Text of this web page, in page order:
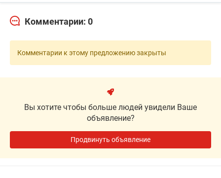
Комментарии: 0
Комментарии к этому предложению закрыты
Вы хотите чтобы больше людей увидели Ваше
объявление?
Продвинуть объявление